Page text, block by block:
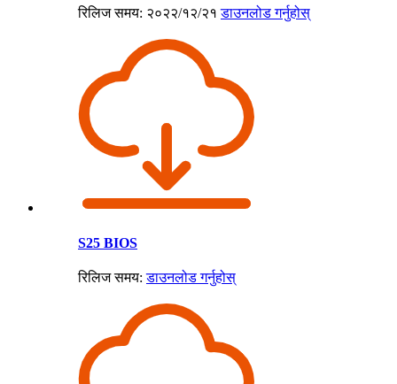
रिलिज समय: २०२२/१२/२१ डाउनलोड गर्नुहोस्
S25 BIOS
रिलिज समय: डाउनलोड गर्नुहोस्